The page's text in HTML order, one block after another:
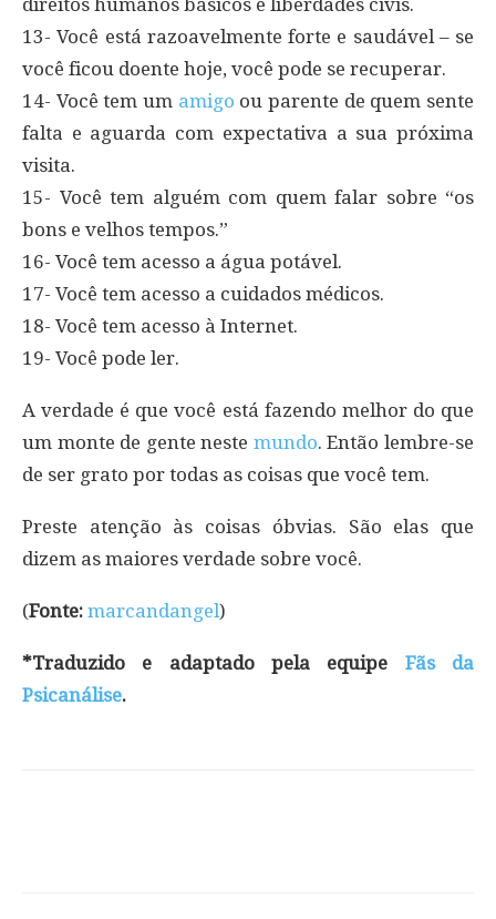
direitos humanos básicos e liberdades civis.
13- Você está razoavelmente forte e saudável – se
você ficou doente hoje, você pode se recuperar.
14- Você tem um amigo ou parente de quem sente
falta e aguarda com expectativa a sua próxima
visita.
15- Você tem alguém com quem falar sobre “os
bons e velhos tempos.”
16- Você tem acesso a água potável.
17- Você tem acesso a cuidados médicos.
18- Você tem acesso à Internet.
19- Você pode ler.
A verdade é que você está fazendo melhor do que
um monte de gente neste mundo. Então lembre-se
de ser grato por todas as coisas que você tem.
Preste atenção às coisas óbvias. São elas que
dizem as maiores verdade sobre você.
(Fonte: marcandangel)
*Traduzido e adaptado pela equipe Fãs da
Psicanálise.